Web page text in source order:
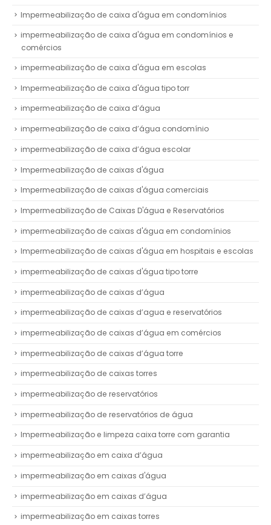
Impermeabilização de caixa d'água em condomínios
impermeabilização de caixa d'água em condomínios e
comércios
impermeabilização de caixa d'água em escolas
Impermeabilização de caixa d'água tipo torr
impermeabilização de caixa d’água
impermeabilização de caixa d’água condomínio
impermeabilização de caixa d’água escolar
Impermeabilização de caixas d'água
Impermeabilização de caixas d'água comerciais
Impermeabilização de Caixas D'água e Reservatórios
impermeabilização de caixas d'água em condomínios
Impermeabilização de caixas d'água em hospitais e escolas
impermeabilização de caixas d'água tipo torre
impermeabilização de caixas d’água
impermeabilização de caixas d’agua e reservatórios
impermeabilização de caixas d’água em comércios
impermeabilização de caixas d’água torre
impermeabilização de caixas torres
impermeabilização de reservatórios
impermeabilização de reservatórios de água
Impermeabilização e limpeza caixa torre com garantia
impermeabilização em caixa d’água
impermeabilização em caixas d'água
impermeabilização em caixas d’água
impermeabilização em caixas torres